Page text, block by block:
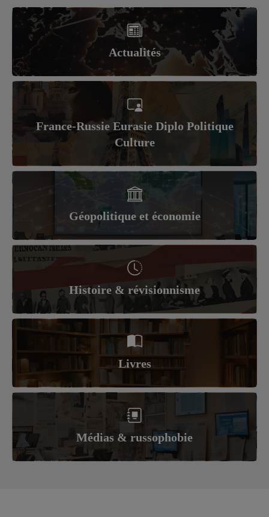
Actualités
France-Russie Eurasie Diplo Politique
Culture
Géopolitique et économie
Histoire & révisionnisme
Livres
Médias & russophobie